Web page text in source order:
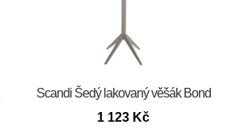
Scandi Šedý lakovaný věšák Bond
1 123 Kč